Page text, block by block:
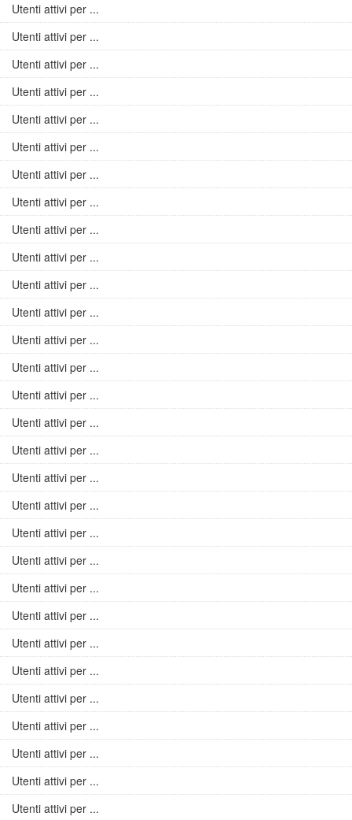
Utenti attivi per ...
Utenti attivi per ...
Utenti attivi per ...
Utenti attivi per ...
Utenti attivi per ...
Utenti attivi per ...
Utenti attivi per ...
Utenti attivi per ...
Utenti attivi per ...
Utenti attivi per ...
Utenti attivi per ...
Utenti attivi per ...
Utenti attivi per ...
Utenti attivi per ...
Utenti attivi per ...
Utenti attivi per ...
Utenti attivi per ...
Utenti attivi per ...
Utenti attivi per ...
Utenti attivi per ...
Utenti attivi per ...
Utenti attivi per ...
Utenti attivi per ...
Utenti attivi per ...
Utenti attivi per ...
Utenti attivi per ...
Utenti attivi per ...
Utenti attivi per ...
Utenti attivi per ...
Utenti attivi per ...